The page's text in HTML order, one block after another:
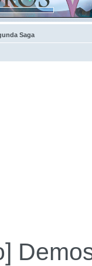
Saga